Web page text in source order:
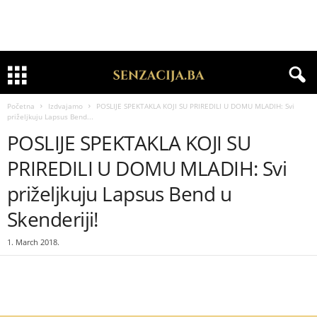
Početna Izdvajamo
POSLIJE SPEKTAKLA KOJI SU PRIREDILI U DOMU MLADIH: Svi
priželjkuju Lapsus Bend...
POSLIJE SPEKTAKLA KOJI SU
PRIREDILI U DOMU MLADIH: Svi
priželjkuju Lapsus Bend u
Skenderiji!
1. March 2018.